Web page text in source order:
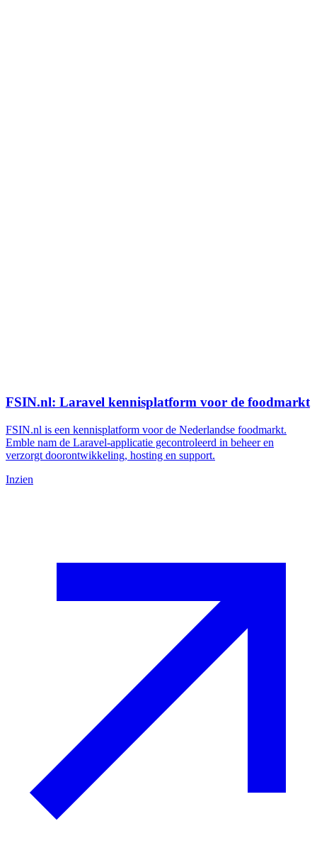
FSIN.nl: Laravel kennisplatform voor de foodmarkt
FSIN.nl is een kennisplatform voor de Nederlandse foodmarkt.
Emble nam de Laravel-applicatie gecontroleerd in beheer en
verzorgt doorontwikkeling, hosting en support.
Inzien